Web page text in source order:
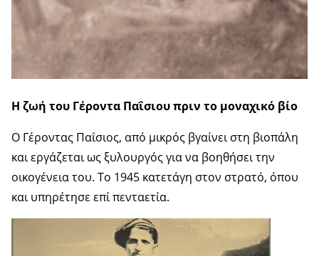
Η ζωή του Γέροντα Παΐσιου πριν το μοναχικό βίο
Ο Γέροντας Παΐσιος, από μικρός βγαίνει στη βιοπάλη
και εργάζεται ως ξυλουργός για να βοηθήσει την
οικογένεια του. Το 1945 κατετάγη στον στρατό, όπου
και υπηρέτησε επί πενταετία.